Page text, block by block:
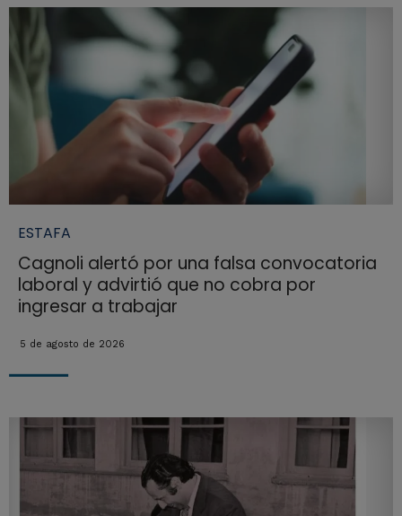
ESTAFA
Cagnoli alertó por una falsa convocatoria
laboral y advirtió que no cobra por
ingresar a trabajar
5 de agosto de 2026